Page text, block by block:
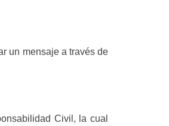
un mensaje a través de
Civil, la cual